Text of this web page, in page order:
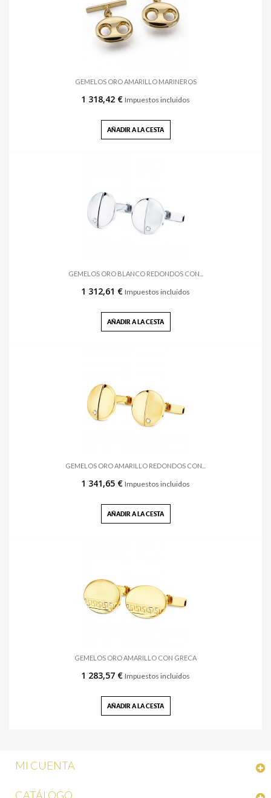
GEMELOS ORO AMARILLO MARINEROS
1 318,42 € Impuestos incluidos
AÑADIR A LA CESTA
GEMELOS ORO BLANCO REDONDOS CON...
1 312,61 € Impuestos incluidos
AÑADIR A LA CESTA
GEMELOS ORO AMARILLO REDONDOS CON...
1 341,65 € Impuestos incluidos
AÑADIR A LA CESTA
GEMELOS ORO AMARILLO CON GRECA
1 283,57 € Impuestos incluidos
AÑADIR A LA CESTA
MI CUENTA
CATÁLOGO